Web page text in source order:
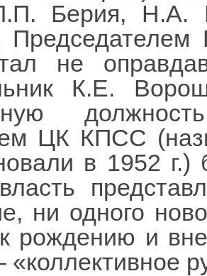
Берия, Н.А.
Председателем
не
К.Е.
ЦК КПСС
в 1952
ни одного
рождению и
«коллективное